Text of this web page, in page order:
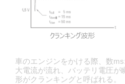
車のエンジンをかける際、数
大電流が流れ、バッテリ電圧が
形がクランキングと呼ばれる。